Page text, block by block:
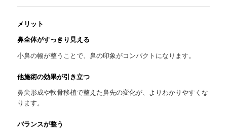
メリット
鼻全体がすっきり見える
小鼻の幅が整うことで、鼻の印象がコンパクトになります。
他施術の効果が引き立つ
鼻尖形成や軟骨移植で整えた鼻先の変化が、よりわかりやすくな
ります。
バランスが整う